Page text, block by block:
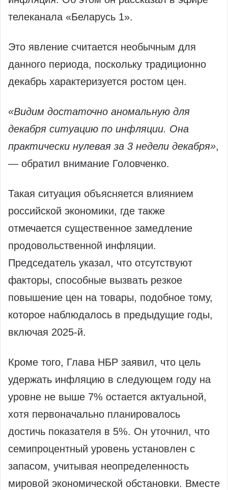
телеканала «Беларусь 1».
Это явление считается необычным для
данного периода, поскольку традиционно
декабрь характеризуется ростом цен.
«Видим достаточно аномальную для
декабря ситуацию по инфляции. Она
практически нулевая за 3 недели декабря»,
— обратил внимание Головченко.
Такая ситуация объясняется влиянием
российской экономики, где также
отмечается существенное замедление
продовольственной инфляции.
Председатель указал, что отсутствуют
факторы, способные вызвать резкое
повышение цен на товары, подобное тому,
которое наблюдалось в предыдущие годы,
включая 2025-й.
Кроме того, Глава НБР заявил, что цель
удержать инфляцию в следующем году на
уровне не выше 7% остается актуальной,
хотя первоначально планировалось
достичь показателя в 5%. Он уточнил, что
семипроцентный уровень установлен с
запасом, учитывая неопределенность
мировой экономической обстановки. Вместе